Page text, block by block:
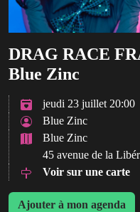
DRAG RACE
Blue Zinc
jeudi 23 juillet 20:00
Blue Zinc
Blue Zinc
45 avenue de la
Voir sur une carte
Ajouter à mon agenda